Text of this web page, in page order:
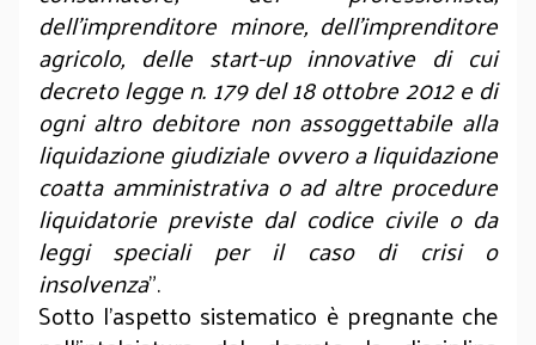
dell’imprenditore minore, dell’imprenditore
agricolo, delle start-up innovative di cui
decreto legge n. 179 del 18 ottobre 2012 e di
ogni altro debitore non assoggettabile alla
liquidazione giudiziale ovvero a liquidazione
coatta amministrativa o ad altre procedure
liquidatorie previste dal codice civile o da
leggi speciali per il caso di crisi o
insolvenza”.
Sotto l’aspetto sistematico è pregnante che